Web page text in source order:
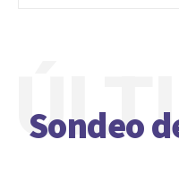
Sondeo